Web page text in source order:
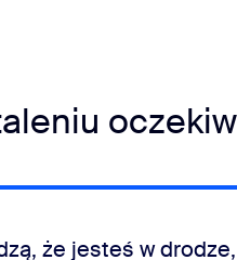
że jesteś w